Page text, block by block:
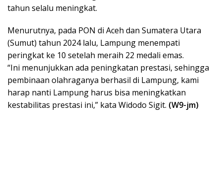
tahun selalu meningkat.
Menurutnya, pada PON di Aceh dan Sumatera Utara
(Sumut) tahun 2024 lalu, Lampung menempati
peringkat ke 10 setelah meraih 22 medali emas.
“Ini menunjukkan ada peningkatan prestasi, sehingga
pembinaan olahraganya berhasil di Lampung, kami
harap nanti Lampung harus bisa meningkatkan
kestabilitas prestasi ini,” kata Widodo Sigit. (W9-jm)